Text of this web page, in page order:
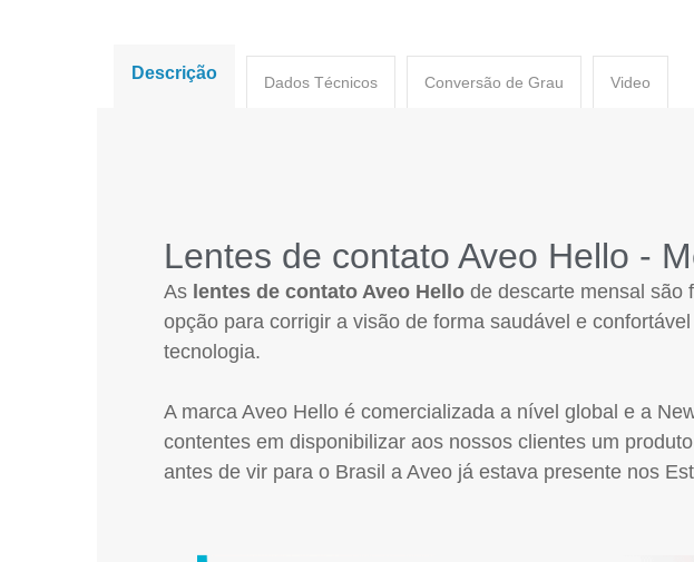
Descrição Dados Técnicos Conversão de Grau Video
Lentes de contato Aveo Hello -
As lentes de contato Aveo Hello de descarte mensal são
opção para corrigir a visão de forma saudável e
tecnologia.
A marca Aveo Hello é comercializada a nível global e a
contentes em disponibilizar aos nossos clientes um
antes de vir para o Brasil a Aveo já estava presente nos